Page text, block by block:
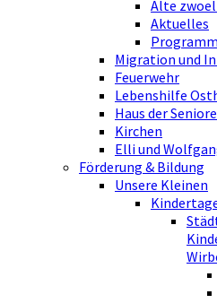
Alte
Aktuelles
Migration und
Feuerwehr
Lebenshilfe
Haus der
Kirchen
Elli und
Förderung & Bildung
Unsere Kleinen